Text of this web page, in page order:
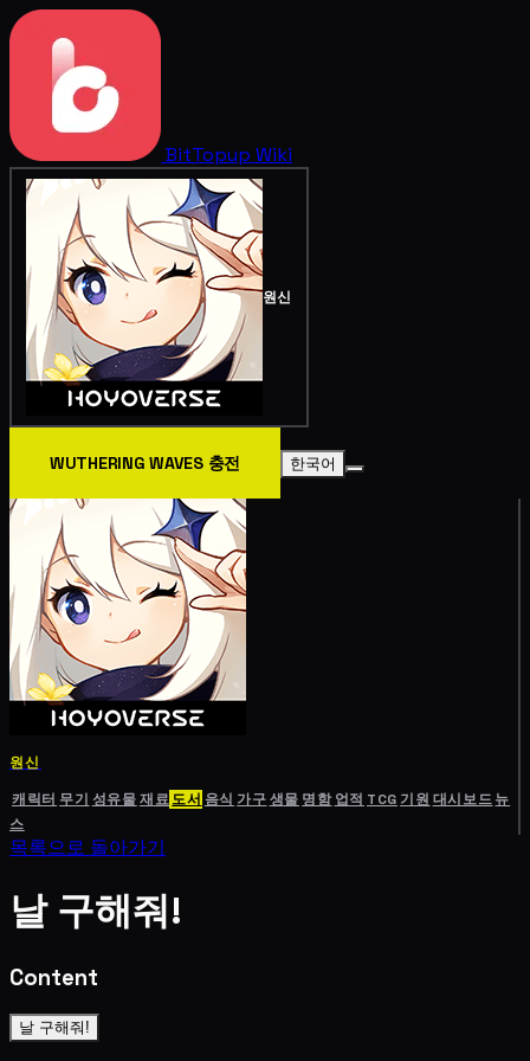
BitTopup Wiki
원신
WUTHERING WAVES 충전 한국어
원신
캐릭터 무기 성유물재료도서 음식 가구생물 명함 업적 TCG기원 대시보드뉴
스
목록으로 돌아가기
날 구해줘!
Content
날 구해줘!